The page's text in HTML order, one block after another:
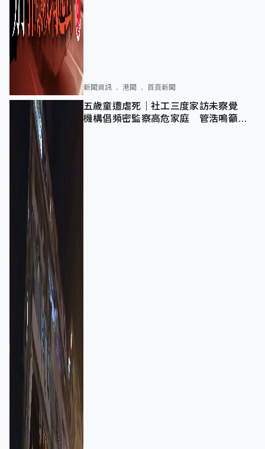
新聞資訊 港聞 首頁新聞
五歲童遭虐死｜社工三度家訪未察覺
機構倡頻密監察高危家庭 管浩鳴籲加